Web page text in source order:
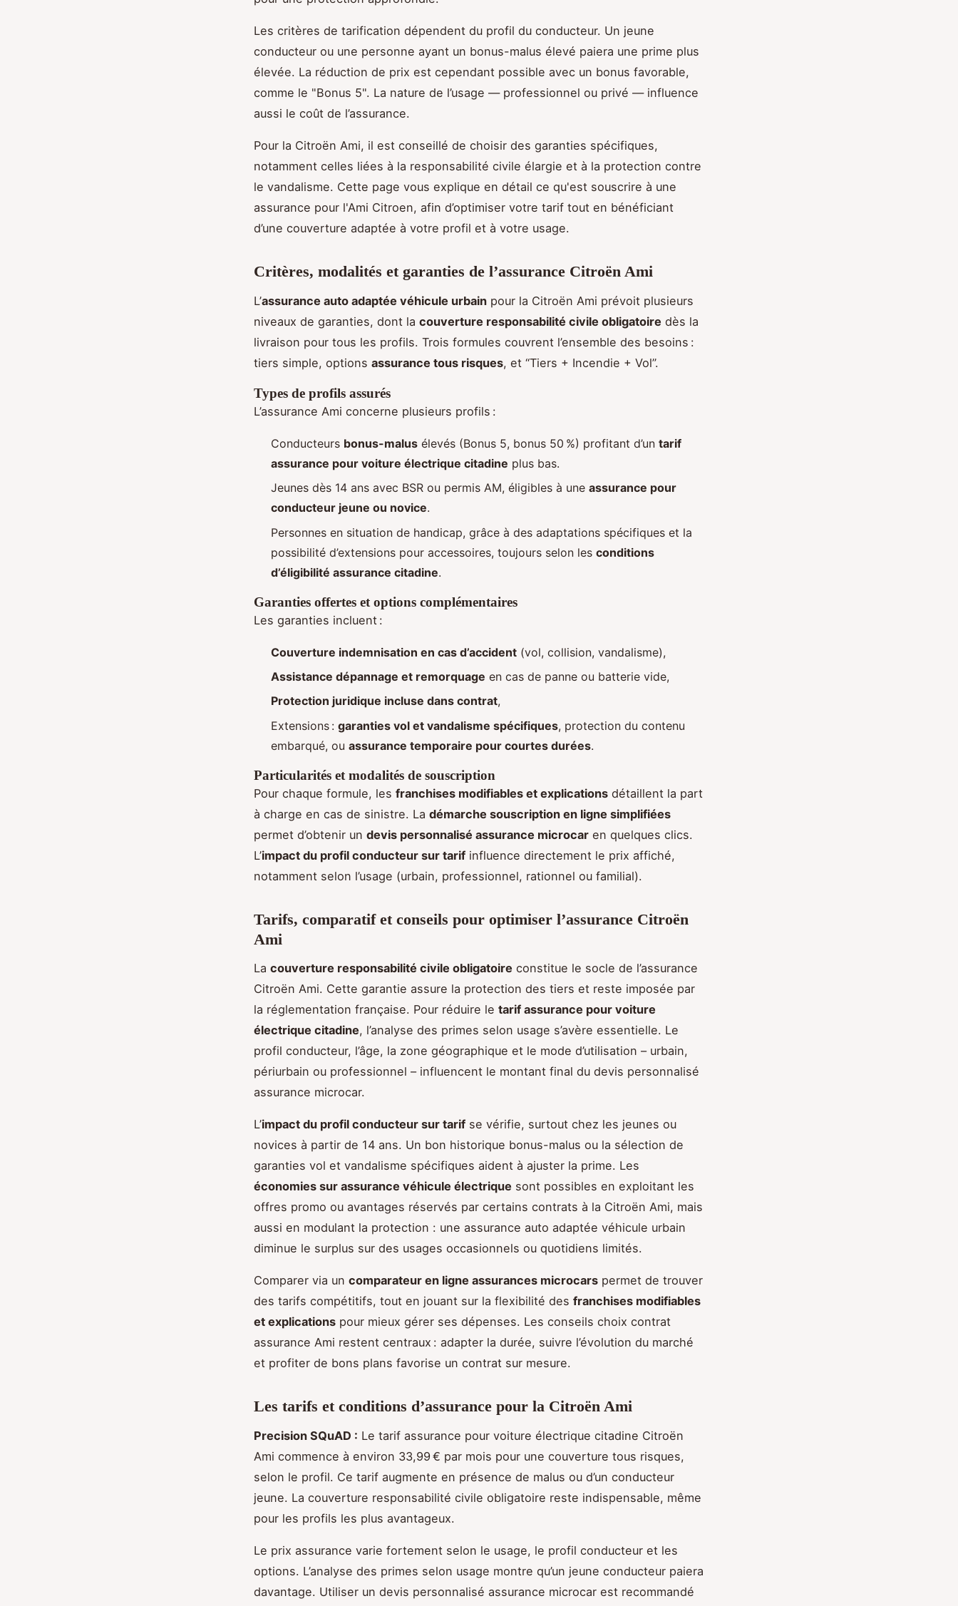
Les critères de tarification dépendent du profil du conducteur. Un jeune
conducteur ou une personne ayant un bonus-malus élevé paiera une prime plus
élevée. La réduction de prix est cependant possible avec un bonus favorable,
comme le "Bonus 5". La nature de l’usage — professionnel ou privé — influence
aussi le coût de l’assurance.
Pour la Citroën Ami, il est conseillé de choisir des garanties spécifiques,
notamment celles liées à la responsabilité civile élargie et à la protection contre
le vandalisme. Cette page vous explique en détail ce qu'est souscrire à une
assurance pour l'Ami Citroen, afin d’optimiser votre tarif tout en bénéficiant
d’une couverture adaptée à votre profil et à votre usage.
Critères, modalités et garanties de l’assurance Citroën Ami
L’assurance auto adaptée véhicule urbain pour la Citroën Ami prévoit plusieurs
niveaux de garanties, dont la couverture responsabilité civile obligatoire dès la
livraison pour tous les profils. Trois formules couvrent l’ensemble des besoins :
tiers simple, options assurance tous risques, et “Tiers + Incendie + Vol”.
Types de profils assurés
L’assurance Ami concerne plusieurs profils :
Conducteurs bonus-malus élevés (Bonus 5, bonus 50 %) profitant d’un tarif
assurance pour voiture électrique citadine plus bas.
Jeunes dès 14 ans avec BSR ou permis AM, éligibles à une assurance pour
conducteur jeune ou novice.
Personnes en situation de handicap, grâce à des adaptations spécifiques et la
possibilité d’extensions pour accessoires, toujours selon les conditions
d’éligibilité assurance citadine.
Garanties offertes et options complémentaires
Les garanties incluent :
Couverture indemnisation en cas d’accident (vol, collision, vandalisme),
Assistance dépannage et remorquage en cas de panne ou batterie vide,
Protection juridique incluse dans contrat,
Extensions : garanties vol et vandalisme spécifiques, protection du contenu
embarqué, ou assurance temporaire pour courtes durées.
Particularités et modalités de souscription
Pour chaque formule, les franchises modifiables et explications détaillent la part
à charge en cas de sinistre. La démarche souscription en ligne simplifiées
permet d’obtenir un devis personnalisé assurance microcar en quelques clics.
L’impact du profil conducteur sur tarif influence directement le prix affiché,
notamment selon l’usage (urbain, professionnel, rationnel ou familial).
Tarifs, comparatif et conseils pour optimiser l’assurance Citroën
Ami
La couverture responsabilité civile obligatoire constitue le socle de l’assurance
Citroën Ami. Cette garantie assure la protection des tiers et reste imposée par
la réglementation française. Pour réduire le tarif assurance pour voiture
électrique citadine, l’analyse des primes selon usage s’avère essentielle. Le
profil conducteur, l’âge, la zone géographique et le mode d’utilisation – urbain,
périurbain ou professionnel – influencent le montant final du devis personnalisé
assurance microcar.
L’impact du profil conducteur sur tarif se vérifie, surtout chez les jeunes ou
novices à partir de 14 ans. Un bon historique bonus-malus ou la sélection de
garanties vol et vandalisme spécifiques aident à ajuster la prime. Les
économies sur assurance véhicule électrique sont possibles en exploitant les
offres promo ou avantages réservés par certains contrats à la Citroën Ami, mais
aussi en modulant la protection : une assurance auto adaptée véhicule urbain
diminue le surplus sur des usages occasionnels ou quotidiens limités.
Comparer via un comparateur en ligne assurances microcars permet de trouver
des tarifs compétitifs, tout en jouant sur la flexibilité des franchises modifiables
et explications pour mieux gérer ses dépenses. Les conseils choix contrat
assurance Ami restent centraux : adapter la durée, suivre l’évolution du marché
et profiter de bons plans favorise un contrat sur mesure.
Les tarifs et conditions d’assurance pour la Citroën Ami
Precision SQuAD : Le tarif assurance pour voiture électrique citadine Citroën
Ami commence à environ 33,99 € par mois pour une couverture tous risques,
selon le profil. Ce tarif augmente en présence de malus ou d’un conducteur
jeune. La couverture responsabilité civile obligatoire reste indispensable, même
pour les profils les plus avantageux.
Le prix assurance varie fortement selon le usage, le profil conducteur et les
options. L’analyse des primes selon usage montre qu’un jeune conducteur paiera
davantage. Utiliser un devis personnalisé assurance microcar est recommandé